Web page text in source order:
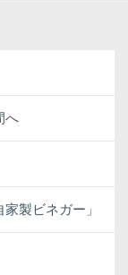
へ
製ビネガー」